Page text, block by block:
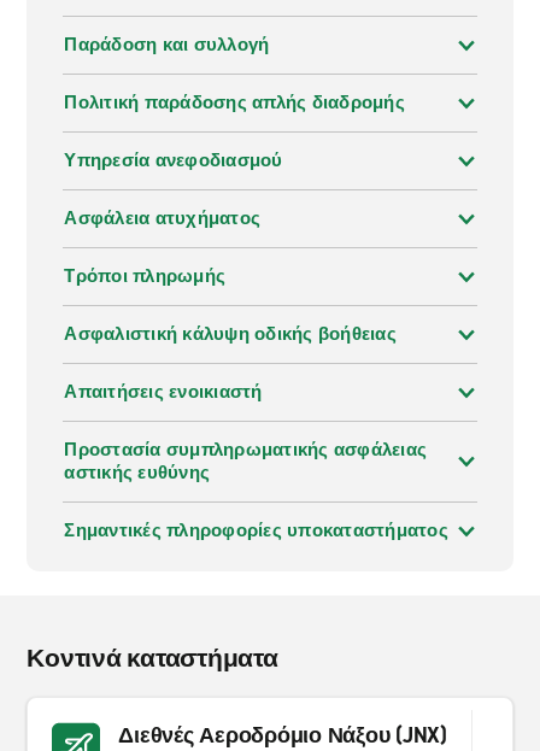
Παράδοση και συλλογή
Πολιτική παράδοσης απλής διαδρομής
Υπηρεσία ανεφοδιασμού
Ασφάλεια ατυχήματος
Τρόποι πληρωμής
Ασφαλιστική κάλυψη οδικής βοήθειας
Απαιτήσεις ενοικιαστή
Προστασία συμπληρωματικής ασφάλειας
αστικής ευθύνης
Σημαντικές πληροφορίες υποκαταστήματος
Κοντινά καταστήματα
Διεθνές Αεροδρόμιο Νάξου (JNX)